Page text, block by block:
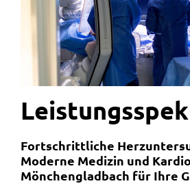
Fortschrittliche
Moderne Medizin und
Mönchengladbach für Ihre